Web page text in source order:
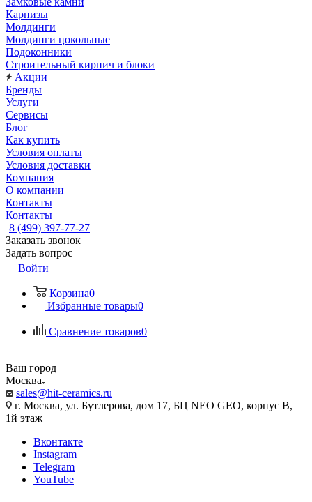
Карнизы
Молдинги
Молдинги цокольные
Подоконники
Строительный кирпич и блоки
Акции
Бренды
Услуги
Сервисы
Блог
Как купить
Условия оплаты
Условия доставки
Компания
О компании
Контакты
Контакты
8 (499) 397-77-27
Заказать звонок
Задать вопрос
Войти
Корзина0
Избранные товары0
Сравнение товаров0
Ваш город
Москва
sales@hit-ceramics.ru
г. Москва, ул. Бутлерова, дом 17, БЦ NEO GEO, корпус В,
1й этаж
Вконтакте
Instagram
Telegram
YouTube